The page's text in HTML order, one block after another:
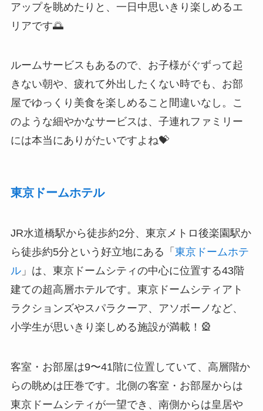
アップを眺めたりと、一日中思いきり楽しめるエ
リアです🌅
ルームサービスもあるので、お子様がぐずって起
きない朝や、疲れて外出したくない時でも、お部
屋でゆっくり美食を楽しめること間違いなし。こ
のような細やかなサービスは、子連れファミリー
には本当にありがたいですよね💝
東京ドームホテル
JR水道橋駅から徒歩約2分、東京メトロ後楽園駅か
ら徒歩約5分という好立地にある「 東京ドームホテ
ル」は、東京ドームシティの中心に位置する43階
建ての超高層ホテルです。東京ドームシティアト
ラクションズやスパラクーア、アソボーノなど、
小学生が思いきり楽しめる施設が満載！🎡
客室・お部屋は9〜41階に位置していて、高層階か
らの眺めは圧巻です。北側の客室・お部屋からは
東京ドームシティが一望でき、南側からは皇居や